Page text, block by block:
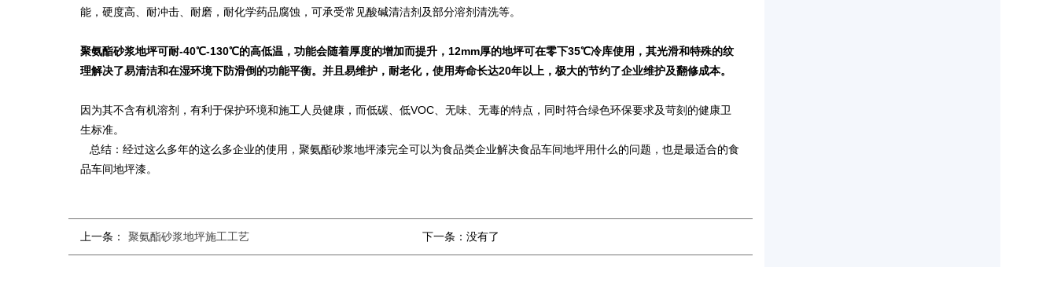
能，硬度高、耐冲击、耐磨，耐化学药品腐蚀，可承受常见酸碱清洁剂及部分溶剂清洗等。
聚氨酯砂浆地坪可耐-40℃-130℃的高低温，功能会随着厚度的增加而提升，12mm厚的地坪可在零下35℃冷库使用，其光滑和特殊的纹
理解决了易清洁和在湿环境下防滑倒的功能平衡。并且易维护，耐老化，使用寿命长达20年以上，极大的节约了企业维护及翻修成本。
因为其不含有机溶剂，有利于保护环境和施工人员健康，而低碳、低VOC、无味、无毒的特点，同时符合绿色环保要求及苛刻的健康卫
生标准。
总结：经过这么多年的这么多企业的使用，聚氨酯砂浆地坪漆完全可以为食品类企业解决食品车间地坪用什么的问题，也是最适合的食
品车间地坪漆。
上一条： 聚氨酯砂浆地坪施工工艺 下一条： 没有了